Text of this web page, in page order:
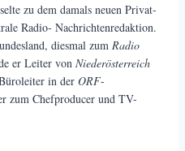
zu dem damals neuen Privat-
Radio- Nachrichtenredaktion.
diesmal zum Radio
er Leiter von Niederösterreich
in der ORF-
zum Chefproducer und TV-